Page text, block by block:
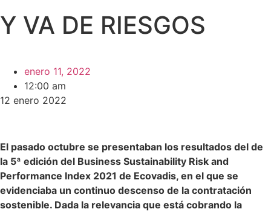
Y VA DE RIESGOS
enero 11, 2022
12:00 am
12 enero 2022
El pasado octubre se presentaban los resultados del de
la 5ª edición del Business Sustainability Risk and
Performance Index 2021 de Ecovadis, en el que se
evidenciaba un continuo descenso de la contratación
sostenible. Dada la relevancia que está cobrando la